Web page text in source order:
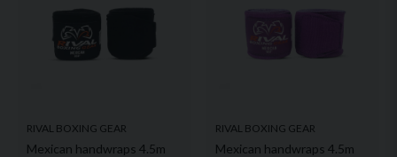
Ja, ni får publicera min fråga
RIVAL BOXING GEAR
Mexican handwraps 4.5m
RIVAL BOXING GEAR
Mexican handwraps 4.5m